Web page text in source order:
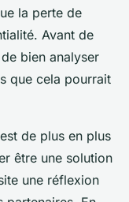
la perte de
Avant de
bien analyser
que cela pourrait
de plus en plus
être une solution
une réflexion